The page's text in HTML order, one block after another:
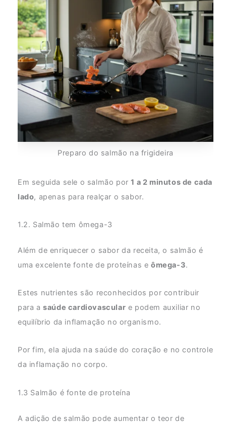
Preparo do salmão na frigideira
Em seguida sele o salmão por1 a 2 minutos de cada
lado, apenas para realçar o sabor.
1.2. Salmão tem ômega-3
Além de enriquecer o sabor da receita, o salmão é
uma excelente fonte de proteínas eômega-3.
Estes nutrientes são reconhecidos por contribuir
para asaúde cardiovascular e podem auxiliar no
equilíbrio da inflamação no organismo.
Por fim, ela ajuda na saúde do coração e no controle
da inflamação no corpo.
1.3 Salmão é fonte de proteína
A adição de salmão pode aumentar o teor de